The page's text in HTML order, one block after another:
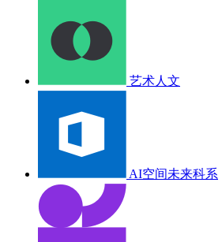
艺术人文
AI空间未来科系